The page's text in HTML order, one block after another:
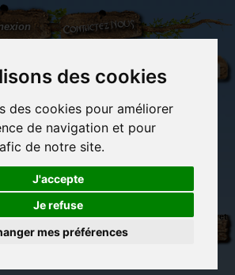
des cookies
des cookies pour améliorer
de navigation et pour
de notre site.
J'accepte
Je refuse
mes préférences
Contactez-nous
(vide)
Carterie
originale
Activités
détente et jeux
Objets déco et